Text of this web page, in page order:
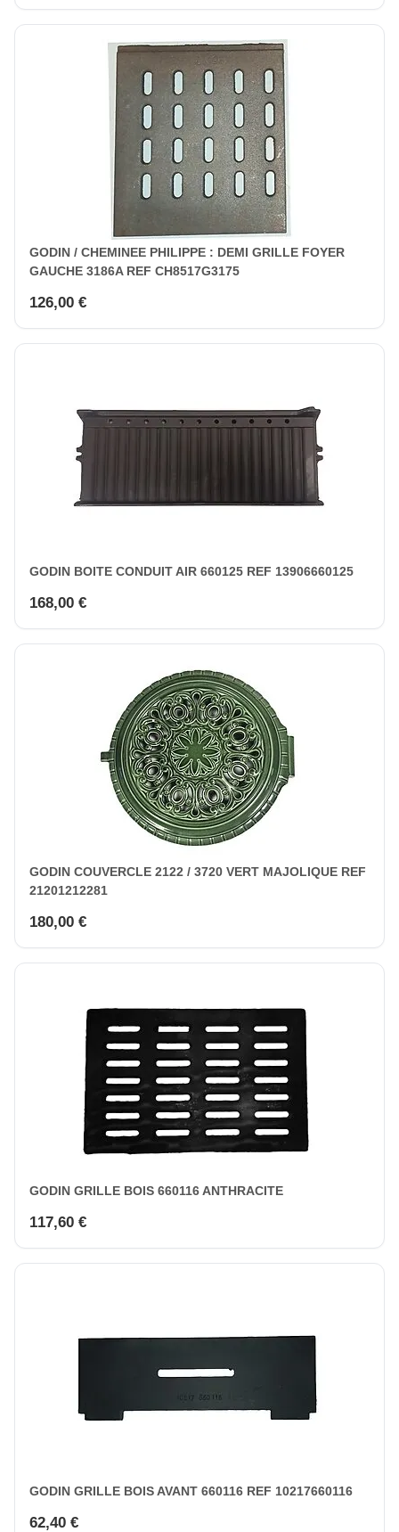
GODIN / CHEMINEE PHILIPPE : DEMI GRILLE FOYER
GAUCHE 3186A REF CH8517G3175
126,00 €
GODIN BOITE CONDUIT AIR 660125 REF 13906660125
168,00 €
GODIN COUVERCLE 2122 / 3720 VERT MAJOLIQUE REF
21201212281
180,00 €
GODIN GRILLE BOIS 660116 ANTHRACITE
117,60 €
GODIN GRILLE BOIS AVANT 660116 REF 10217660116
62,40 €